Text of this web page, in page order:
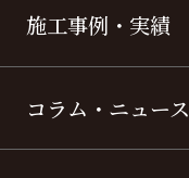
施工事例・実績
コラム・ニュース